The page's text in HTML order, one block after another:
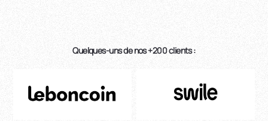
Quelques-uns de nos +200 clients :